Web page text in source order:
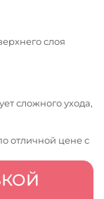
слоя
сложного ухода,
отличной цене с